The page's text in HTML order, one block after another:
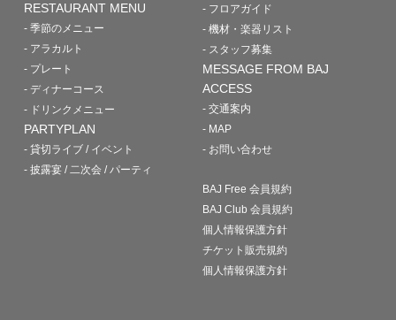
RESTAURANT MENU
- 季節のメニュー
- アラカルト
- プレート
- ディナーコース
- ドリンクメニュー
PARTYPLAN
- 貸切ライブ / イベント
- 披露宴 / 二次会 / パーティ
- フロアガイド
- 機材・楽器リスト
- スタッフ募集
MESSAGE FROM BAJ
ACCESS
- 交通案内
- MAP
- お問い合わせ
BAJ Free 会員規約
BAJ Club 会員規約
個人情報保護方針
チケット販売規約
個人情報保護方針